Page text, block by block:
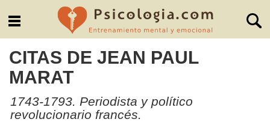
CITAS DE JEAN PAUL
MARAT
1743-1793. Periodista y político
revolucionario francés.